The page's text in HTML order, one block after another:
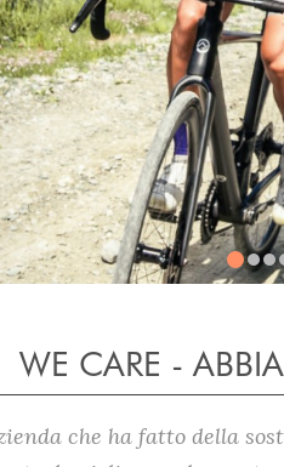
WE CARE -
che ha fatto della